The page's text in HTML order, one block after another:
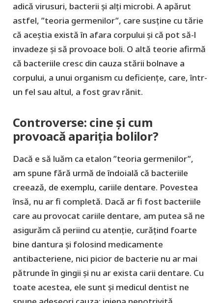
adică virusuri, bacterii și alți microbi. A apărut
astfel, ”teoria germenilor”, care susține cu tărie
că aceștia există în afara corpului și că pot să-l
invadeze și să provoace boli. O altă teorie afirmă
că bacteriile cresc din cauza stării bolnave a
corpului, a unui organism cu deficiențe, care, într-
un fel sau altul, a fost grav rănit.
Controverse: cine și cum
provoacă apariția bolilor?
Dacă e să luăm ca etalon ”teoria germenilor”,
am spune fără urmă de îndoială că bacteriile
creează, de exemplu, cariile dentare. Povestea
însă, nu ar fi completă. Dacă ar fi fost bacteriile
care au provocat cariile dentare, am putea să ne
asigurăm că periind cu atenție, curățind foarte
bine dantura și folosind medicamente
antibacteriene, nici picior de bacterie nu ar mai
pătrunde în gingii și nu ar exista carii dentare. Cu
toate acestea, ele sunt și medicul dentist ne